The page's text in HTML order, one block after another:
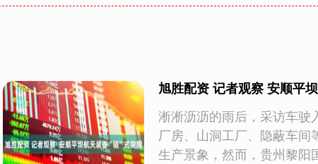
旭胜配资 记者观察 安顺平
淅淅沥沥的雨后，采访车驶
厂房、山洞工厂、隐蔽车间
生产景象，然而，贵州黎阳